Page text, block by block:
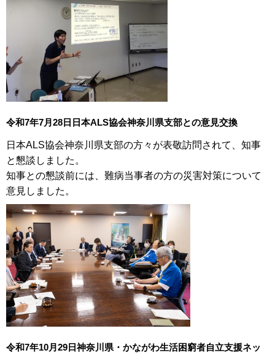
令和7年7月28日日本ALS協会神奈川県支部との意見交換
日本ALS協会神奈川県支部の方々が表敬訪問されて、知事
と懇談しました。
知事との懇談前には、難病当事者の方の災害対策について
意見しました。
令和7年10月29日神奈川県・かながわ生活困窮者自立支援ネッ